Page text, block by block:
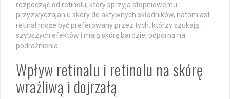
rozpocząć od retinolu, który sprzyja stopniowemu
przyzwyczajaniu skóry do aktywnych składników, natomiast
retinal może być preferowany przez tych, którzy szukają
szybszych efektów i mają skórę bardziej odporną na
podrażnienia.
Wpływ retinalu i retinolu na skórę
wrażliwą i dojrzałą